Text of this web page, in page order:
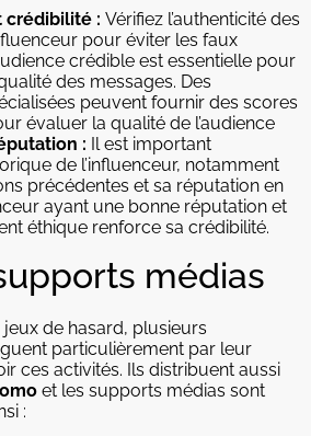
crédibilité : Vérifiez l’authenticité des
pour éviter les faux
crédible est essentielle pour
des messages. Des
peuvent fournir des scores
évaluer la qualité de l’audience
: Il est important
de l’influenceur, notamment
précédentes et sa réputation en
ayant une bonne réputation et
éthique renforce sa crédibilité.
médias
de hasard, plusieurs
particulièrement par leur
ces activités. Ils distribuent aussi
et les supports médias sont
: